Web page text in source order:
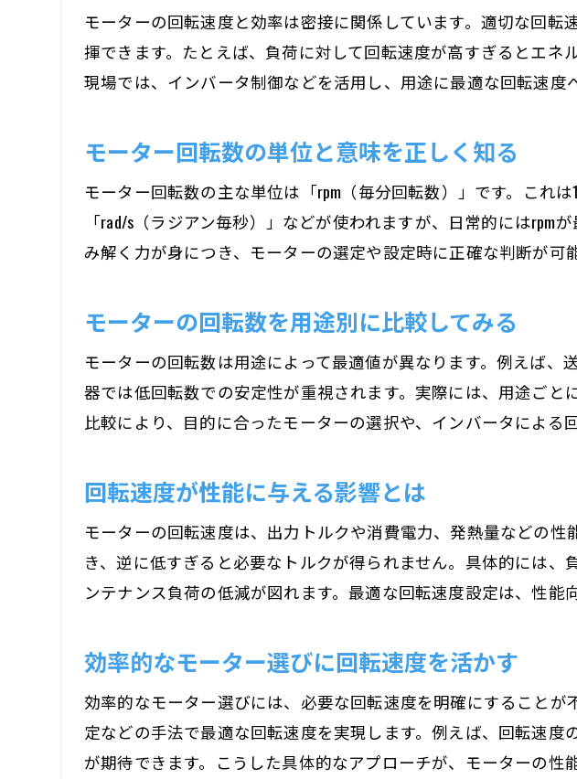
モーター回転
周波数が回転
回転数と周波
モーター回転数
効率向上に役
極数が回転速度に
モータ回転数
モーター回転数
極数変更が回
用途別に見る
モーター極数
回転速度を調
モーター回転
実践的なモー
インバータを
同期速度と実際の
同期速度と実
モーター回転
モーターの回転速度と効率は密接に関係しています。適切な回
揮できます。たとえば、負荷に対して回転速度が高すぎるとエ
現場では、インバータ制御などを活用し、用途に最適な回転速度
モーター回転数の単位と意味を正しく知る
モーター回転数の主な単位は「rpm（毎分回転数）」です。これ
「rad/s（ラジアン毎秒）」などが使われますが、日常的には
み解く力が身につき、モーターの選定や設定時に正確な判断が可
モーターの回転数を用途別に比較してみる
モーターの回転数は用途によって最適値が異なります。例えば
器では低回転数での安定性が重視されます。実際には、用途ご
比較により、目的に合ったモーターの選択や、インバータによる
回転速度が性能に与える影響とは
モーターの回転速度は、出力トルクや消費電力、発熱量などの
き、逆に低すぎると必要なトルクが得られません。具体的には
ンテナンス負荷の低減が図れます。最適な回転速度設定は、性能
効率的なモーター選びに回転速度を活かす
効率的なモーター選びには、必要な回転速度を明確にすること
定などの手法で最適な回転速度を実現します。例えば、回転速
が期待できます。こうした具体的なアプローチが、モーターの性